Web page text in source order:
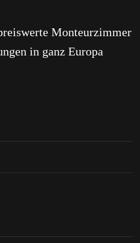
Monteurzimmer
in ganz Europa